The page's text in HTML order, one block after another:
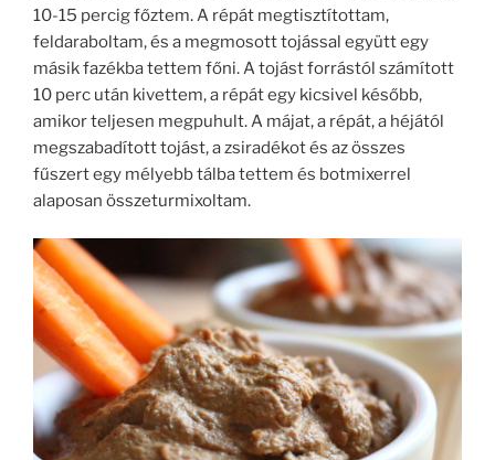
10-15 percig főztem. A répát megtisztítottam,
feldaraboltam, és a megmosott tojással együtt egy
másik fazékba tettem főni. A tojást forrástól számított
10 perc után kivettem, a répát egy kicsivel később,
amikor teljesen megpuhult. A májat, a répát, a héjától
megszabadított tojást, a zsiradékot és az összes
fűszert egy mélyebb tálba tettem és botmixerrel
alaposan összeturmixoltam.